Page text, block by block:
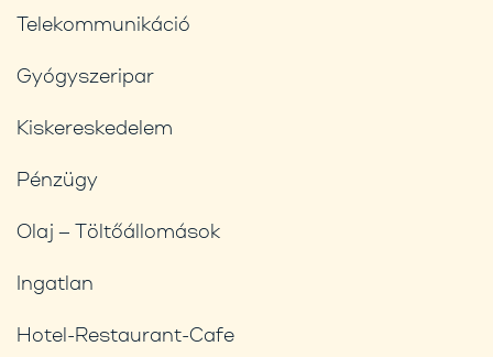
Telekommunikáció
Gyógyszeripar
Kiskereskedelem
Pénzügy
Olaj – Töltőállomások
Ingatlan
Hotel-Restaurant-Cafe